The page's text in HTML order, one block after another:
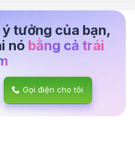
tưởng của bạn,
nó bằng cả trái
Gọi điện cho tôi